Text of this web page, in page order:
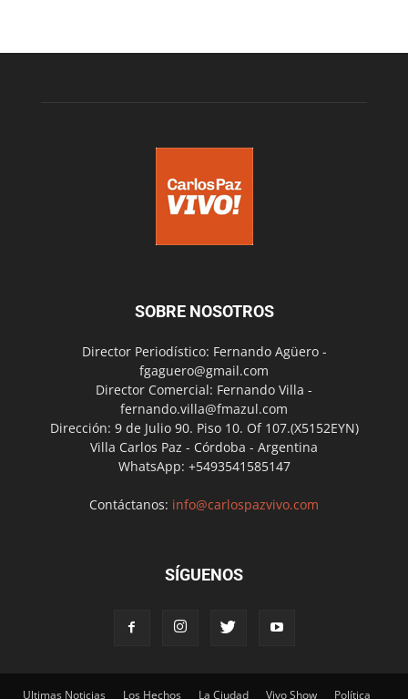
SOBRE NOSOTROS
Director Periodístico: Fernando Agüero -
fgaguero@gmail.com
Director Comercial: Fernando Villa -
fernando.villa@fmazul.com
Dirección: 9 de Julio 90. Piso 10. Of 107.(X5152EYN)
Villa Carlos Paz - Córdoba - Argentina
WhatsApp: +5493541585147
Contáctanos: info@carlospazvivo.com
SÍGUENOS
Ultimas Noticias Los Hechos La Ciudad Vivo Show Política